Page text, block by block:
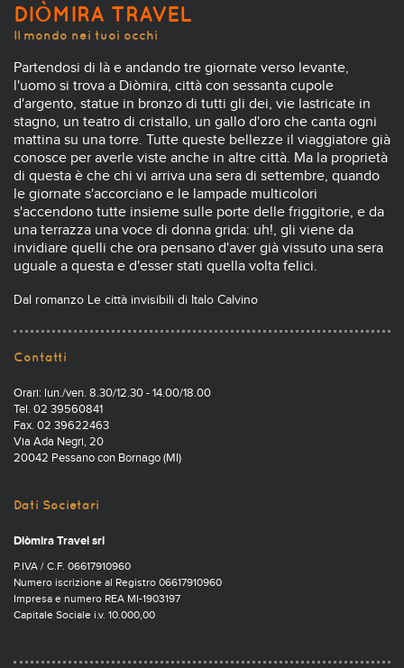
DIÒMIRA TRAVEL
Il mondo nei tuoi occhi
Partendosi di là e andando tre giornate verso levante,
l'uomo si trova a Diòmira, città con sessanta cupole
d'argento, statue in bronzo di tutti gli dei, vie lastricate in
stagno, un teatro di cristallo, un gallo d'oro che canta ogni
mattina su una torre. Tutte queste bellezze il viaggiatore già
conosce per averle viste anche in altre città. Ma la proprietà
di questa è che chi vi arriva una sera di settembre, quando
le giornate s'accorciano e le lampade multicolori
s'accendono tutte insieme sulle porte delle friggitorie, e da
una terrazza una voce di donna grida: uh!, gli viene da
invidiare quelli che ora pensano d'aver già vissuto una sera
uguale a questa e d'esser stati quella volta felici.
Dal romanzo Le città invisibili di Italo Calvino
Contatti
Orari: lun./ven. 8.30/12.30 - 14.00/18.00
Tel. 02 39560841
Fax. 02 39622463
Via Ada Negri, 20
20042 Pessano con Bornago (MI)
Dati Societari
Diòmira Travel srl
P.IVA / C.F. 06617910960
Numero iscrizione al Registro 06617910960
Impresa e numero REA MI-1903197
Capitale Sociale i.v. 10.000,00